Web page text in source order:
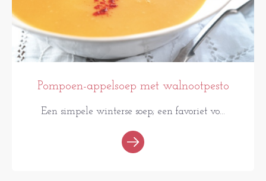
Pompoen-appelsoep met walnootpesto
Een simpele winterse soep; een favoriet vo...